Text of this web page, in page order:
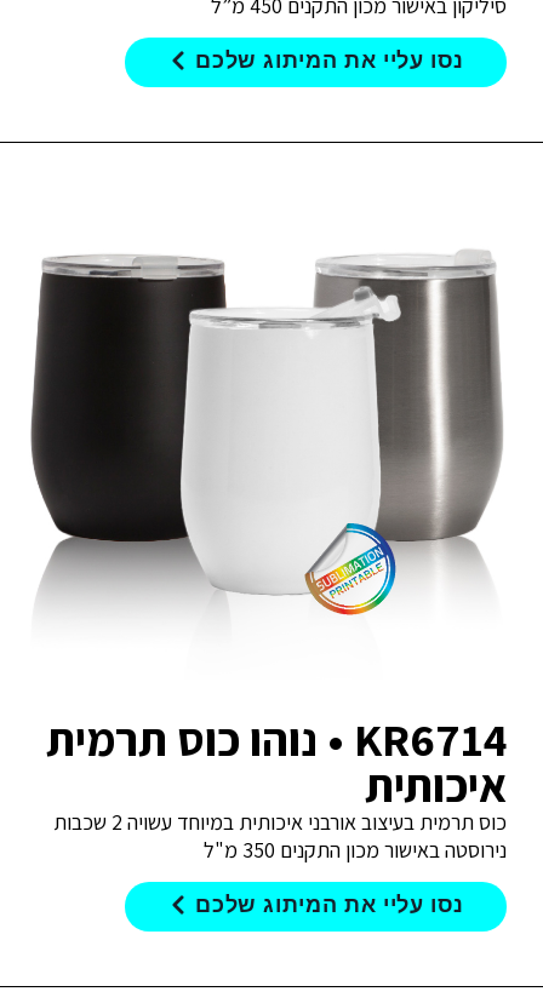
נסו עליי את המיתוג שלכם
KR6714 • נוהו כוס תרמית
איכותית
כוס תרמית בעיצוב אורבני איכותית במיוחד עשויה 2 שכבות
נירוסטה באישור מכון התקנים 350 מ"ל
נסו עליי את המיתוג שלכם